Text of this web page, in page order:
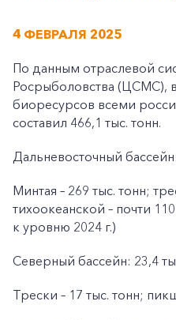
4 ФЕВРАЛЯ 2025
По данным отраслевой
Росрыболовства (ЦСМС),
биоресурсов всеми
составил 466,1 тыс. тонн.
Дальневосточный
Минтая – 269 тыс. тонн;
тихоокеанской – почти
к уровню 2024 г.)
Северный бассейн: 23,4
Трески – 17 тыс. тонн;